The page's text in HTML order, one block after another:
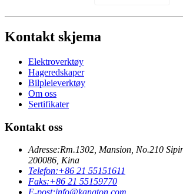
Kontakt skjema
Elektroverktøy
Hageredskaper
Bilpleieverktøy
Om oss
Sertifikater
Kontakt oss
Adresse:Rm.1302, Mansion, No.210
200086, Kina
Telefon:+86 21 55151611
Faks:+86 21 55159770